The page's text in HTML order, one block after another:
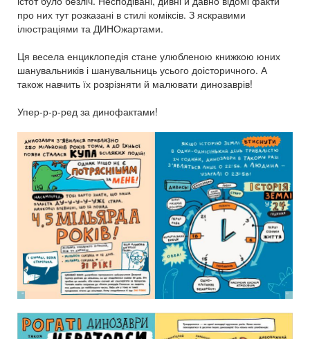
про них тут розказані в стилі коміксів. З яскравими
ілюстраціями та ДИНОжартами.
Ця весела енциклопедія стане улюбленою книжкою юних
шанувальників і шанувальниць усього доісторичного. А
також навчить їх розрізняти й малювати динозаврів!
Упер-р-р-ред за динофактами!